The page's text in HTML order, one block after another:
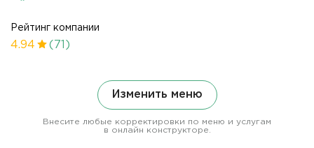
Рейтинг компании
4.94 (71)
Изменить меню
Внесите любые корректировки по меню и услугам
в онлайн конструкторе.